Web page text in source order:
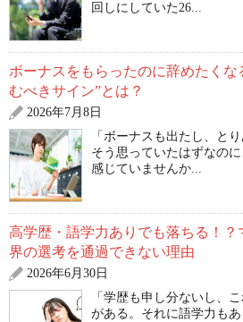
回しにしていた26...
ボーナスをもらったのに辞めたくな
むべきサイン”とは？
2026年7月8日
「ボーナスも出たし、と
そう思っていたはずなの
感じていませんか...
高学歴・語学力ありでも落ちる！？
界の選考を通過できない理由
2026年6月30日
「学歴も申し分ないし、
がある。それに語学力も